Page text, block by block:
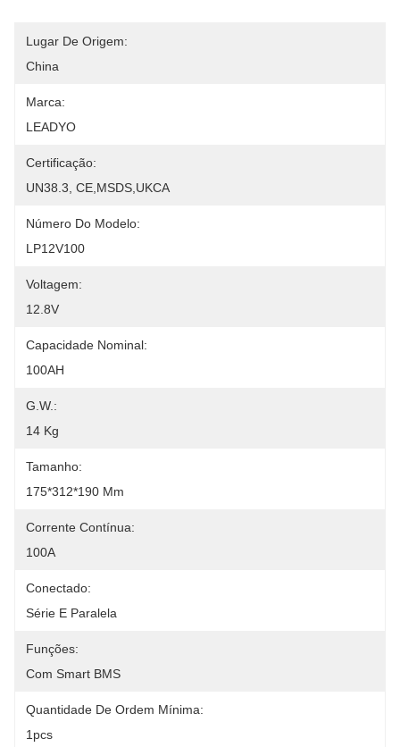
Lugar De Origem:
China
Marca:
LEADYO
Certificação:
UN38.3, CE,MSDS,UKCA
Número Do Modelo:
LP12V100
Voltagem:
12.8V
Capacidade Nominal:
100AH
G.W.:
14 Kg
Tamanho:
175*312*190 Mm
Corrente Contínua:
100A
Conectado:
Série E Paralela
Funções:
Com Smart BMS
Quantidade De Ordem Mínima:
1pcs